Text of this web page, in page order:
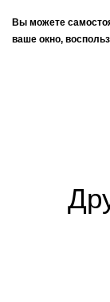
Вы можете
ваше окно,